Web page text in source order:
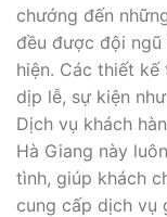
chướng đến
đều được đội
hiện. Các thiết
dịp lễ, sự kiện
Dịch vụ khách
Hà Giang này
tình, giúp khách
cung cấp dịch vụ